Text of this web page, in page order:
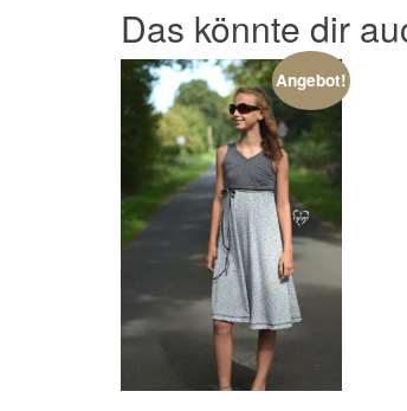
Das könnte dir
Angebot!